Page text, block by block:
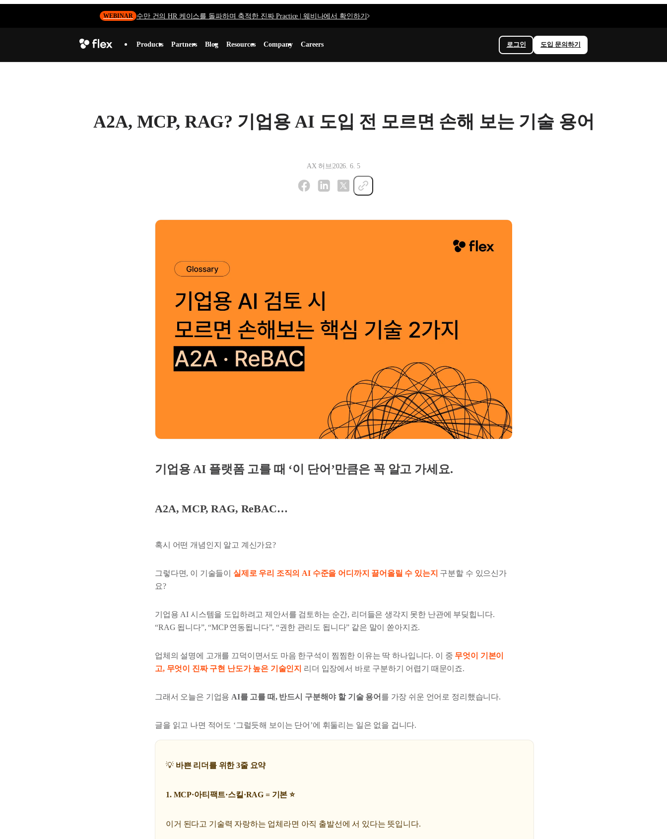
WEBINAR 수만 건의 HR 케이스를 돌파하며 축적한 진짜 Practice | 웨비나에서 확인하기
Products Partners Blog Resources Company Careers 로그인 도입 문의하기
A2A, MCP, RAG? 기업용 AI 도입 전 모르면 손해 보는 기술 용어
AX 허브2026. 6. 5
기업용 AI 플랫폼 고를 때 ‘이 단어’만큼은 꼭 알고 가세요.
A2A, MCP, RAG, ReBAC…
혹시 어떤 개념인지 알고 계신가요?
그렇다면, 이 기술들이 실제로 우리 조직의 AI 수준을 어디까지 끌어올릴 수 있는지 구분할 수 있으신가
요?
기업용 AI 시스템을 도입하려고 제안서를 검토하는 순간, 리더들은 생각지 못한 난관에 부딪힙니다.
“RAG 됩니다”, “MCP 연동됩니다”, “권한 관리도 됩니다” 같은 말이 쏟아지죠.
업체의 설명에 고개를 끄덕이면서도 마음 한구석이 찜찜한 이유는 딱 하나입니다. 이 중 무엇이 기본이
고, 무엇이 진짜 구현 난도가 높은 기술인지 리더 입장에서 바로 구분하기 어렵기 때문이죠.
그래서 오늘은 기업용AI를 고를 때, 반드시 구분해야 할 기술 용어 를 가장 쉬운 언어로 정리했습니다.
글을 읽고 나면 적어도 ‘그럴듯해 보이는 단어’에 휘둘리는 일은 없을 겁니다.
💡 바쁜 리더를 위한 3줄 요약
1. MCP·아티팩트·스킬·RAG = 기본 ⭐️
이거 된다고 기술력 자랑하는 업체라면 아직 출발선에 서 있다는 뜻입니다.